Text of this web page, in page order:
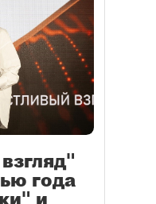
года
и